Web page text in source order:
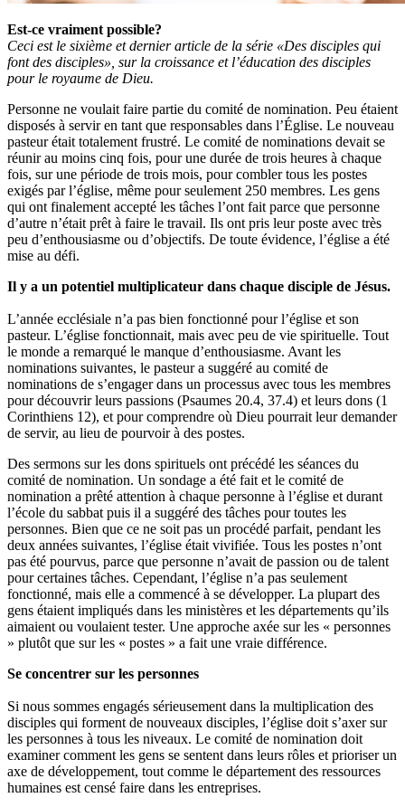
Est-ce vraiment possible?
Ceci est le sixième et dernier article de la série «Des disciples qui
font des disciples», sur la croissance et l’éducation des disciples
pour le royaume de Dieu.
Personne ne voulait faire partie du comité de nomination. Peu étaient
disposés à servir en tant que responsables dans l’Église. Le nouveau
pasteur était totalement frustré. Le comité de nominations devait se
réunir au moins cinq fois, pour une durée de trois heures à chaque
fois, sur une période de trois mois, pour combler tous les postes
exigés par l’église, même pour seulement 250 membres. Les gens
qui ont finalement accepté les tâches l’ont fait parce que personne
d’autre n’était prêt à faire le travail. Ils ont pris leur poste avec très
peu d’enthousiasme ou d’objectifs. De toute évidence, l’église a été
mise au défi.
Il y a un potentiel multiplicateur dans chaque disciple de Jésus.
L’année ecclésiale n’a pas bien fonctionné pour l’église et son
pasteur. L’église fonctionnait, mais avec peu de vie spirituelle. Tout
le monde a remarqué le manque d’enthousiasme. Avant les
nominations suivantes, le pasteur a suggéré au comité de
nominations de s’engager dans un processus avec tous les membres
pour découvrir leurs passions (Psaumes 20.4, 37.4) et leurs dons (1
Corinthiens 12), et pour comprendre où Dieu pourrait leur demander
de servir, au lieu de pourvoir à des postes.
Des sermons sur les dons spirituels ont précédé les séances du
comité de nomination. Un sondage a été fait et le comité de
nomination a prêté attention à chaque personne à l’église et durant
l’école du sabbat puis il a suggéré des tâches pour toutes les
personnes. Bien que ce ne soit pas un procédé parfait, pendant les
deux années suivantes, l’église était vivifiée. Tous les postes n’ont
pas été pourvus, parce que personne n’avait de passion ou de talent
pour certaines tâches. Cependant, l’église n’a pas seulement
fonctionné, mais elle a commencé à se développer. La plupart des
gens étaient impliqués dans les ministères et les départements qu’ils
aimaient ou voulaient tester. Une approche axée sur les « personnes
» plutôt que sur les « postes » a fait une vraie différence.
Se concentrer sur les personnes
Si nous sommes engagés sérieusement dans la multiplication des
disciples qui forment de nouveaux disciples, l’église doit s’axer sur
les personnes à tous les niveaux. Le comité de nomination doit
examiner comment les gens se sentent dans leurs rôles et prioriser un
axe de développement, tout comme le département des ressources
humaines est censé faire dans les entreprises.